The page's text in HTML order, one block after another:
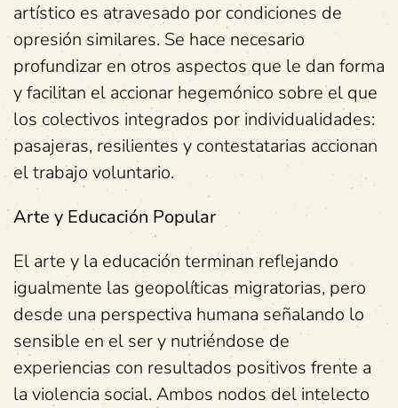
artístico es atravesado por condiciones de
opresión similares. Se hace necesario
profundizar en otros aspectos que le dan forma
y facilitan el accionar hegemónico sobre el que
los colectivos integrados por individualidades:
pasajeras, resilientes y contestatarias accionan
el trabajo voluntario.
Arte y Educación Popular
El arte y la educación terminan reflejando
igualmente las geopolíticas migratorias, pero
desde una perspectiva humana señalando lo
sensible en el ser y nutriéndose de
experiencias con resultados positivos frente a
la violencia social. Ambos nodos del intelecto